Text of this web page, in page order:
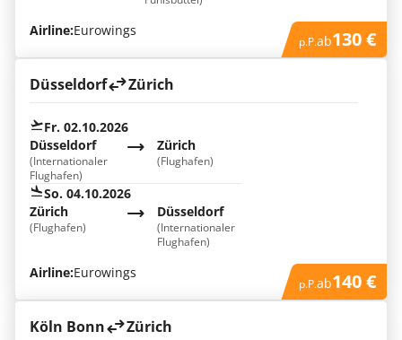
Airline:Eurowings
p.P.ab130 €
Düsseldorf Zürich
Fr. 02.10.2026
Düsseldorf
(Internationaler
Flughafen)
Zürich
(Flughafen)
So. 04.10.2026
Düsseldorf
(Internationaler
Flughafen)
Zürich
(Flughafen)
Airline:Eurowings
p.P.ab140 €
Köln Bonn Zürich